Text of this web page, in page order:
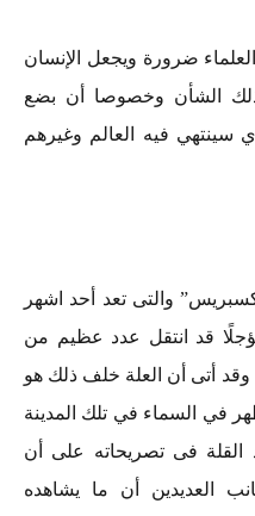
ضرورة ويجعل الإنسان
الشأن وخصوصا أن بضع
سينتهي فيه العالم وغيرهم
والتى تعد أحد اشهر
قد انتقل عدد عظيم من
وقد أتى أن العلة خلف ذلك هو
السماء في تلك المدينة
فى تصريحاته على أن
العديدين أن ما يشاهده